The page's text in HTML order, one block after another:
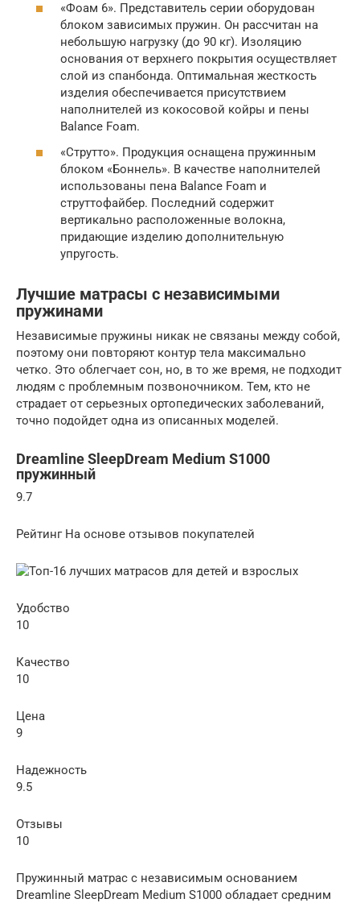
«Фоам 6». Представитель серии оборудован
блоком зависимых пружин. Он рассчитан на
небольшую нагрузку (до 90 кг). Изоляцию
основания от верхнего покрытия осуществляет
слой из спанбонда. Оптимальная жесткость
изделия обеспечивается присутствием
наполнителей из кокосовой койры и пены
Balance Foam.
«Струтто». Продукция оснащена пружинным
блоком «Боннель». В качестве наполнителей
использованы пена Balance Foam и
струттофайбер. Последний содержит
вертикально расположенные волокна,
придающие изделию дополнительную
упругость.
Лучшие матрасы с независимыми
пружинами
Независимые пружины никак не связаны между собой,
поэтому они повторяют контур тела максимально
четко. Это облегчает сон, но, в то же время, не подходит
людям с проблемным позвоночником. Тем, кто не
страдает от серьезных ортопедических заболеваний,
точно подойдет одна из описанных моделей.
Dreamline SleepDream Medium S1000
пружинный
9.7
Рейтинг На основе отзывов покупателей
Удобство
10
Качество
10
Цена
9
Надежность
9.5
Отзывы
10
Пружинный матрас с независимым основанием
Dreamline SleepDream Medium S1000 обладает средним